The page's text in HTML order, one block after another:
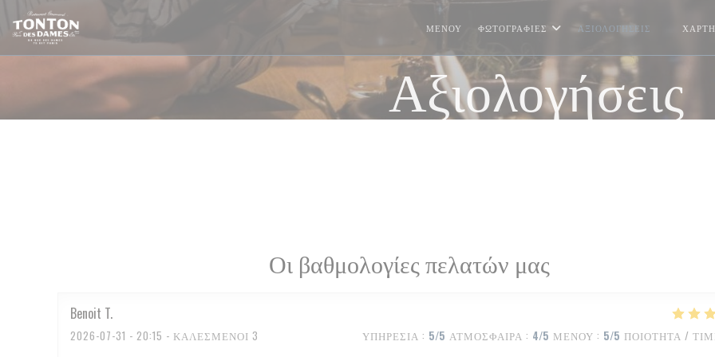
Πίνακας διαχείρισης "Μπισκότων" (Cookies)
ΜΕΝΟΎ ΦΩΤΟΓΡΑΦΊΕΣ ΑΞΙΟΛΟΓΉΣΕΙΣ
Αξιολογήσεις
Οι βαθμολογίες πελατών μας
Benoit T
2026-07-31 - 20:15 - ΚΑΛΕΣΜΈΝΟΙ 3 ΥΠΗΡΕΣΊΑ : 5/5 ΑΤΜΌΣΦΑΙΡΑ : 4/5 ΜΕΝΟΎ : 5/5 ΠΟΙΌΤΗΤΑ /